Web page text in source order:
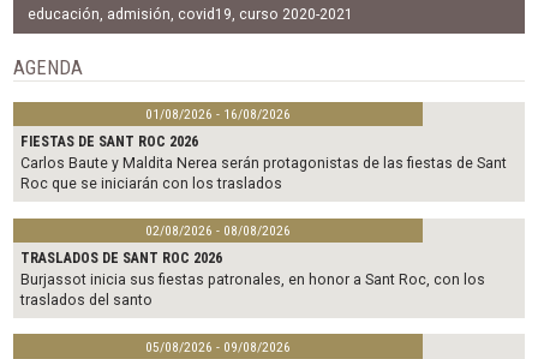
b
o
k
t
e
l
educación, admisión, covid19, curso 2020-2021
AGENDA
01/08/2026 - 16/08/2026
FIESTAS DE SANT ROC 2026
Carlos Baute y Maldita Nerea serán protagonistas de las fiestas de Sant
Roc que se iniciarán con los traslados
02/08/2026 - 08/08/2026
TRASLADOS DE SANT ROC 2026
Burjassot inicia sus fiestas patronales, en honor a Sant Roc, con los
traslados del santo
05/08/2026 - 09/08/2026